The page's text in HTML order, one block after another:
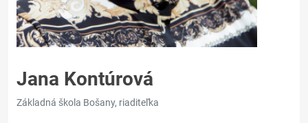
Jana Kontúrová
Základná škola Bošany, riaditeľka